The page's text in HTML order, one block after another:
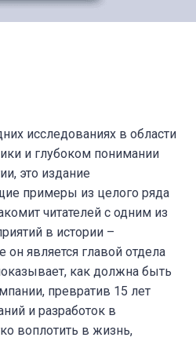
исследованиях в области
и глубоком понимании
это издание
примеры из целого ряда
читателей с одним из
в истории –
он является главой отдела
как должна быть
превратив 15 лет
и разработок в
воплотить в жизнь,